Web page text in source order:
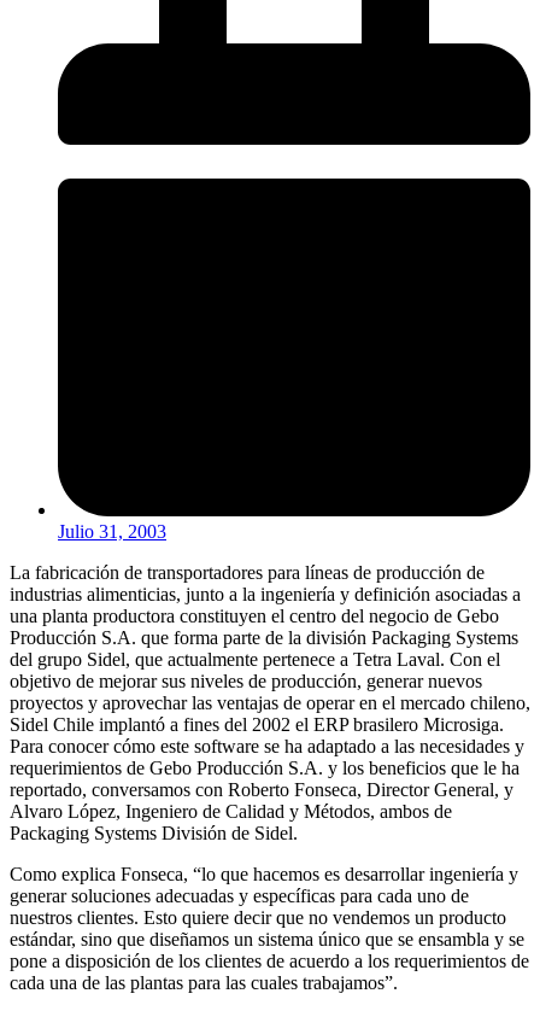
Julio 31, 2003
La fabricación de transportadores para líneas de producción de
industrias alimenticias, junto a la ingeniería y definición asociadas a
una planta productora constituyen el centro del negocio de Gebo
Producción S.A. que forma parte de la división Packaging Systems
del grupo Sidel, que actualmente pertenece a Tetra Laval. Con el
objetivo de mejorar sus niveles de producción, generar nuevos
proyectos y aprovechar las ventajas de operar en el mercado chileno,
Sidel Chile implantó a fines del 2002 el ERP brasilero Microsiga.
Para conocer cómo este software se ha adaptado a las necesidades y
requerimientos de Gebo Producción S.A. y los beneficios que le ha
reportado, conversamos con Roberto Fonseca, Director General, y
Alvaro López, Ingeniero de Calidad y Métodos, ambos de
Packaging Systems División de Sidel.
Como explica Fonseca, “lo que hacemos es desarrollar ingeniería y
generar soluciones adecuadas y específicas para cada uno de
nuestros clientes. Esto quiere decir que no vendemos un producto
estándar, sino que diseñamos un sistema único que se ensambla y se
pone a disposición de los clientes de acuerdo a los requerimientos de
cada una de las plantas para las cuales trabajamos”.